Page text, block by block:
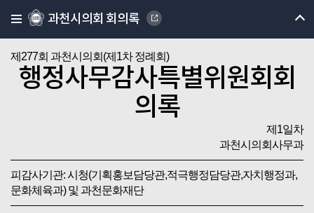
과천시의회 회의록
제277회 과천시의회(제1차 정례회)
행정사무감사특별위원회회
의록
제1일차
과천시의회사무과
피감사기관: 시청(기획홍보담당관,적극행정담당관,자치행정과,
문화체육과) 및 과천문화재단